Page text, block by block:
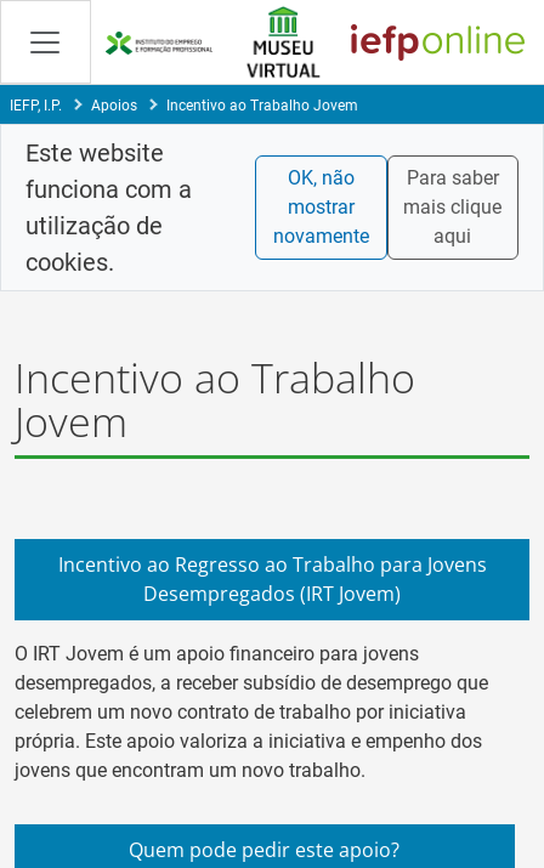
Skip
Content
IEFP, I.P. Apoios Incentivo ao Trabalho Jovem
Este website
funciona com a
utilização de
cookies.
OK, não
mostrar
novamente
Para saber
mais clique
aqui
Incentivo ao Trabalho
Jovem
Incentivo ao Regresso ao Trabalho para Jovens
Desempregados (IRT Jovem)
O IRT Jovem é um apoio financeiro para jovens
desempregados, a receber subsídio de desemprego que
celebrem um novo contrato de trabalho por iniciativa
própria. Este apoio valoriza a iniciativa e empenho dos
jovens que encontram um novo trabalho.
Quem pode pedir este apoio?